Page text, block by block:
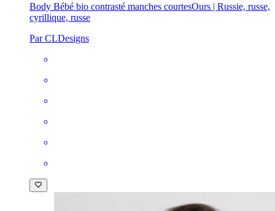
Body Bébé bio contrasté manches courtesOurs | Russie, russe,
cyrillique, russe
Par CLDesigns